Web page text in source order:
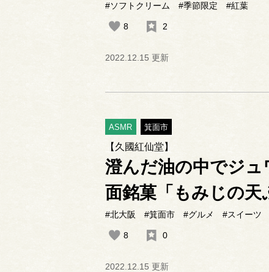
#ソフトクリーム
#季節限定 #紅葉
8 2
2022.12.15 更新
ASMR 箕面市
【久國紅仙堂】
澄んだ油の中でジ
面銘菓「もみじの天
#北大阪 #箕面市 #グルメ #スイーツ
8 0
2022.12.15 更新